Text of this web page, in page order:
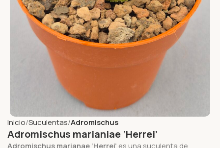
Inicio Suculentas Adromischus
Adromischus marianiae ‘Herrei’
Adromischus marianae ‘Herrei’ es una suculenta de